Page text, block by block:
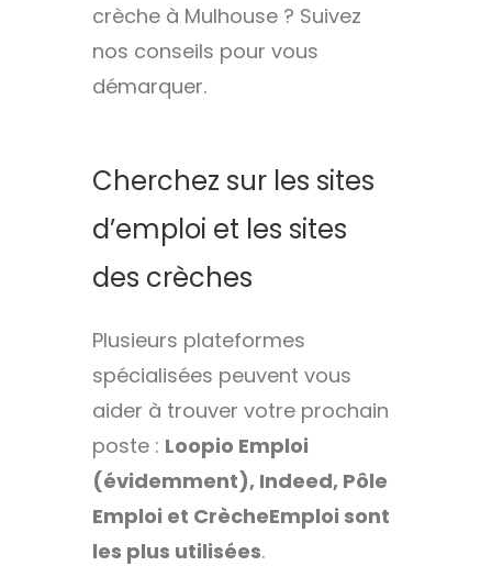
crèche à Mulhouse ? Suivez
nos conseils pour vous
démarquer.
Cherchez sur les sites
d’emploi et les sites
des crèches
Plusieurs plateformes
spécialisées peuvent vous
aider à trouver votre prochain
poste : Loopio Emploi
(évidemment), Indeed, Pôle
Emploi et CrècheEmploi sont
les plus utilisées.